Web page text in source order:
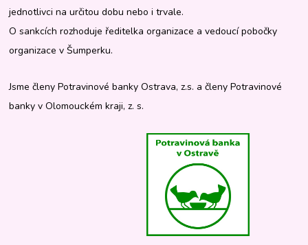
jednotlivci na určitou dobu nebo i trvale.
O sankcích rozhoduje ředitelka organizace a vedoucí pobočky
organizace v Šumperku.
Jsme členy Potravinové banky Ostrava, z.s. a členy Potravinové
banky v Olomouckém kraji, z. s.